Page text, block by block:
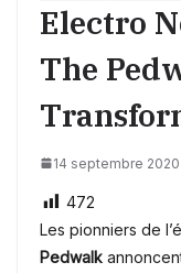
Electro
The
14 septembre 2020
472
Les pionniers de
Pedwalk